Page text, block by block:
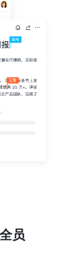
员